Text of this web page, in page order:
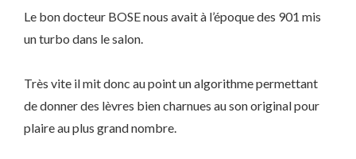
Le bon docteur BOSE nous avait à l’époque des 901 mis
un turbo dans le salon.
Très vite il mit donc au point un algorithme permettant
de donner des lèvres bien charnues au son original pour
plaire au plus grand nombre.